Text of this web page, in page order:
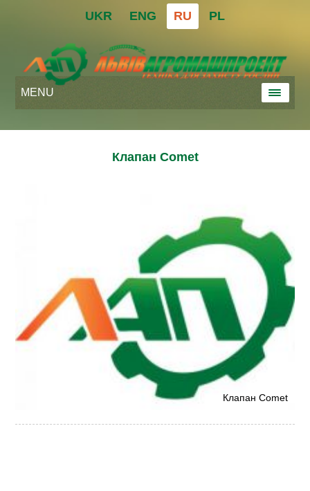
UKR ENG RU PL
MENU
Клапан Comet
Клапан Comet